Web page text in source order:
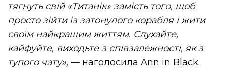
тягнуть свій «Титанік» замість того, щоб
просто зійти із затонулого корабля і жити
своїм найкращим життям. Слухайте,
кайфуйте, виходьте з співзалежності, як з
тупого чату», — наголосила Ann in Black.